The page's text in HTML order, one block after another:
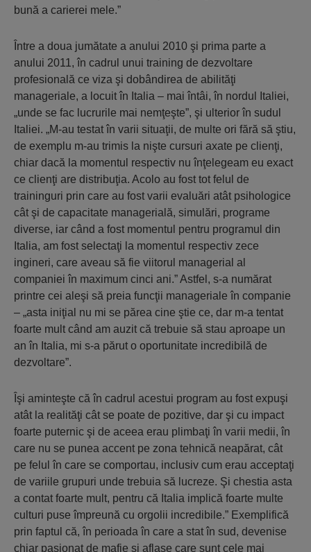
bună a carierei mele.”
Între a doua jumătate a anului 2010 şi prima parte a
anului 2011, în cadrul unui training de dezvoltare
profesională ce viza şi dobândirea de abilităţi
manageriale, a locuit în Italia – mai întâi, în nordul Italiei,
„unde se fac lucrurile mai nemţeşte”, şi ulterior în sudul
Italiei. „M-au testat în varii situaţii, de multe ori fără să ştiu,
de exemplu m-au trimis la nişte cursuri axate pe clienţi,
chiar dacă la momentul respectiv nu înţelegeam eu exact
ce clienţi are distribuţia. Acolo au fost tot felul de
traininguri prin care au fost varii evaluări atât psihologice
cât şi de capacitate managerială, simulări, programe
diverse, iar când a fost momentul pentru programul din
Italia, am fost selectaţi la momentul respectiv zece
ingineri, care aveau să fie viitorul managerial al
companiei în maximum cinci ani.” Astfel, s-a numărat
printre cei aleşi să preia funcţii manageriale în companie
– „asta iniţial nu mi se părea cine ştie ce, dar m-a tentat
foarte mult când am auzit că trebuie să stau aproape un
an în Italia, mi s-a părut o oportunitate incredibilă de
dezvoltare”.
Îşi aminteşte că în cadrul acestui program au fost expuşi
atât la realităţi cât se poate de pozitive, dar şi cu impact
foarte puternic şi de aceea erau plimbaţi în varii medii, în
care nu se punea accent pe zona tehnică neapărat, cât
pe felul în care se comportau, inclusiv cum erau acceptaţi
de variile grupuri unde trebuia să lucreze. Şi chestia asta
a contat foarte mult, pentru că Italia implică foarte multe
culturi puse împreună cu orgolii incredibile.” Exemplifică
prin faptul că, în perioada în care a stat în sud, devenise
chiar pasionat de mafie şi aflase care sunt cele mai